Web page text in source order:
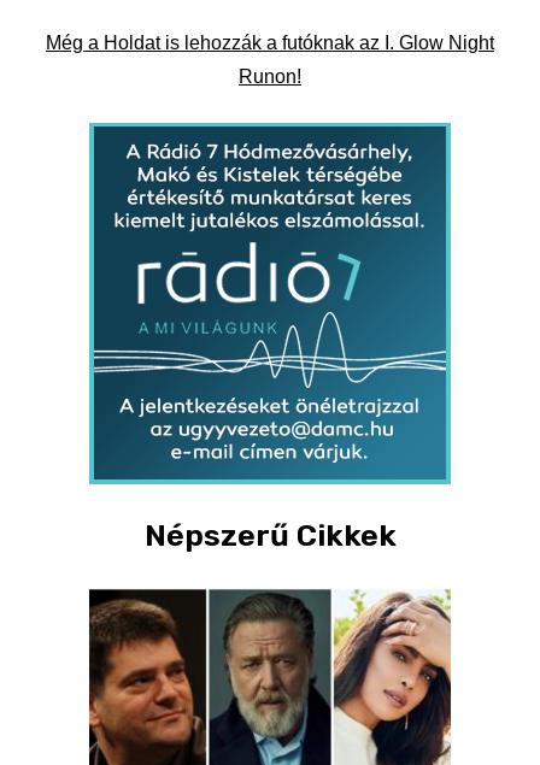
Még a Holdat is lehozzák a futóknak az I. Glow Night
Runon!
Népszerű Cikkek